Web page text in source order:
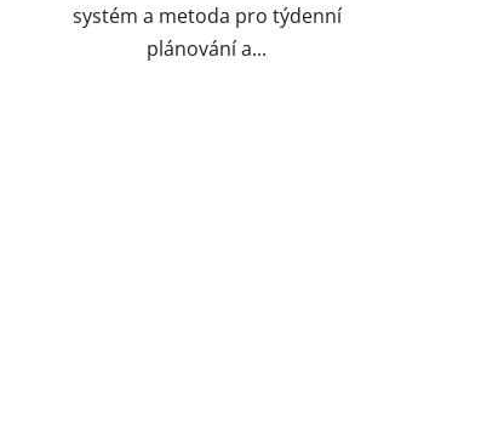
systém a metoda pro týdenní
plánování a...